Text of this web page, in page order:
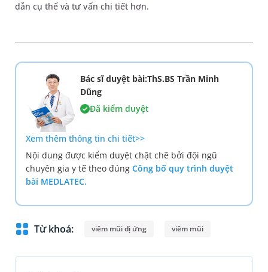
dẫn cụ thể và tư vấn chi tiết hơn.
Bác sĩ duyệt bài:ThS.BS Trần Minh
Dũng
Đã kiểm duyệt
Xem thêm thông tin chi tiết>>
Nội dung được kiểm duyệt chặt chẽ bởi đội ngũ
chuyên gia y tế theo đúng Công bố quy trình duyệt
bài MEDLATEC.
Từ khoá: viêm mũi dị ứng viêm mũi